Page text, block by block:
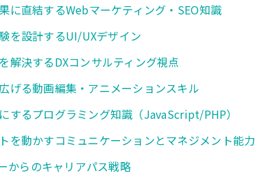
に直結するWebマーケティング・SEO知識
を設計するUI/UXデザイン
解決するDXコンサルティング視点
げる動画編集・アニメーションスキル
するプログラミング知識（JavaScript/PHP）
を動かすコミュニケーションとマネジメント能力
からのキャリアパス戦略